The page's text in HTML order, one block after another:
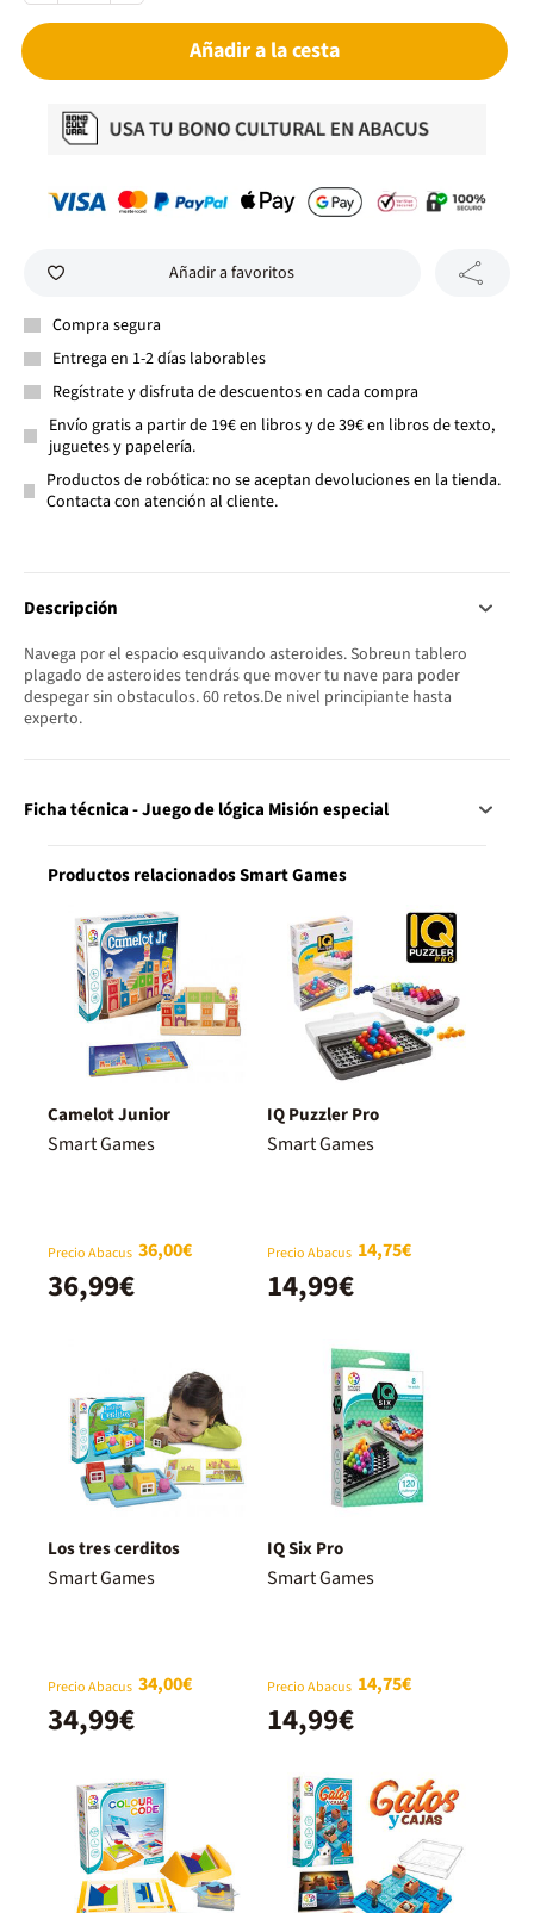
Añadir a la cesta
Añadir a favoritos
Compra segura
Entrega en 1-2 días laborables
Regístrate y disfruta de descuentos en cada compra
Envío gratis a partir de 19€ en libros y de 39€ en libros de texto,
juguetes y papelería.
Productos de robótica: no se aceptan devoluciones en la tienda.
Contacta con atención al cliente.
Descripción
Navega por el espacio esquivando asteroides. Sobreun tablero
plagado de asteroides tendrás que mover tu nave para poder
despegar sin obstaculos. 60 retos.De nivel principiante hasta
experto.
Ficha técnica - Juego de lógica Misión especial
Productos relacionados Smart Games
Camelot Junior
Smart Games
Precio Abacus 36,00€
36,99€
IQ Puzzler Pro
Smart Games
Precio Abacus 14,75€
14,99€
Los tres cerditos
Smart Games
Precio Abacus 34,00€
34,99€
IQ Six Pro
Smart Games
Precio Abacus 14,75€
14,99€